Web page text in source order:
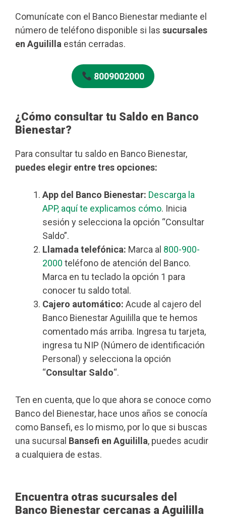
Comunícate con el Banco Bienestar mediante el
número de teléfono disponible si las sucursales
en Aguililla están cerradas.
8009002000
¿Cómo consultar tu Saldo en Banco
Bienestar?
Para consultar tu saldo en Banco Bienestar,
puedes elegir entre tres opciones:
App del Banco Bienestar: Descarga la
APP, aquí te explicamos cómo. Inicia
sesión y selecciona la opción “Consultar
Saldo”.
Llamada telefónica: Marca al 800-900-
2000 teléfono de atención del Banco.
Marca en tu teclado la opción 1 para
conocer tu saldo total.
Cajero automático: Acude al cajero del
Banco Bienestar Aguililla que te hemos
comentado más arriba. Ingresa tu tarjeta,
ingresa tu NIP (Número de identificación
Personal) y selecciona la opción
“Consultar Saldo“.
Ten en cuenta, que lo que ahora se conoce como
Banco del Bienestar, hace unos años se conocía
como Bansefi, es lo mismo, por lo que si buscas
una sucursal Bansefi en Aguililla, puedes acudir
a cualquiera de estas.
Encuentra otras sucursales del
Banco Bienestar cercanas a Aguililla